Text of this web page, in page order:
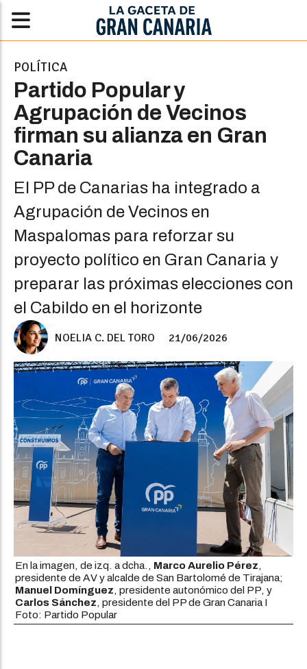
Partido Popular y
Agrupación de Vecinos
firman su alianza en Gran
Canaria
El PP de Canarias ha integrado a
Agrupación de Vecinos en
Maspalomas para reforzar su
proyecto político en Gran Canaria y
preparar las próximas elecciones con
el Cabildo en el horizonte
POLÍTICA
21/06/2026
NOELIA C. DEL TORO
En la imagen, de izq. a dcha., Marco Aurelio Pérez
presidente de AV y alcalde de San Bartolomé de Tirajana;
Manuel Domínguez , presidente autonómico del PP, y
Carlos Sánchez , presidente del PP de Gran Canaria I
Foto: Partido Popular